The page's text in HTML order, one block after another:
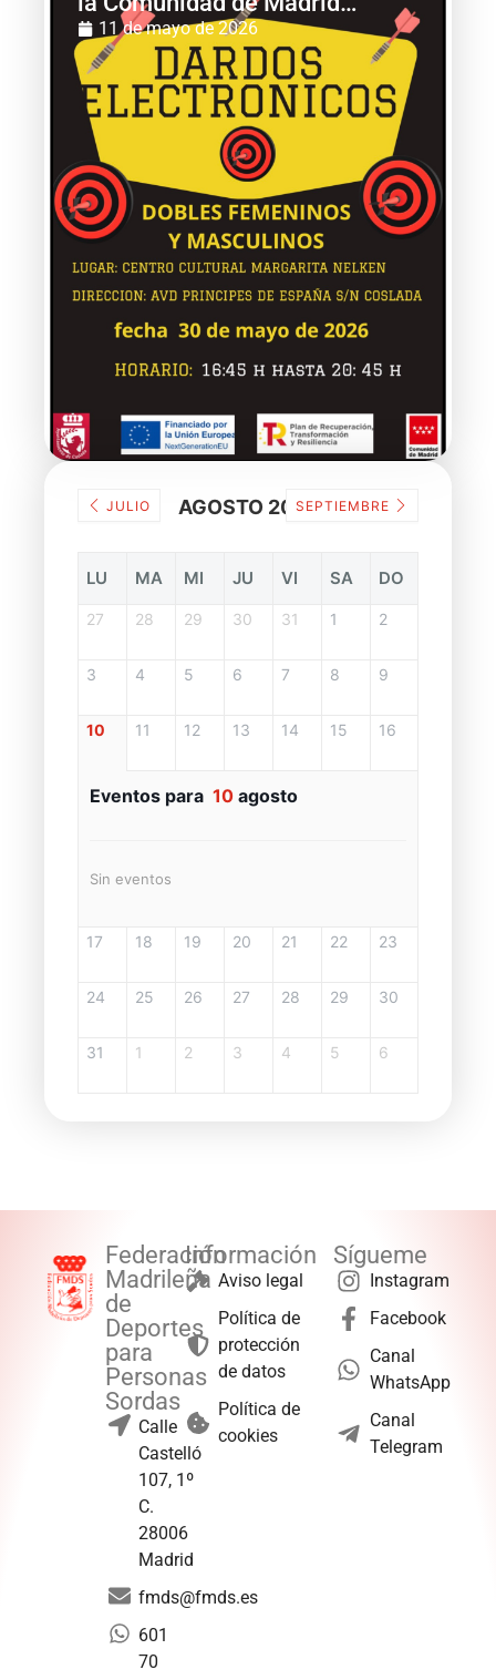
(2026)
11 de mayo de 2026
JULIO AGOSTO 2026SEPTIEMBRE
LU MA MI JU VI SA DO
27 28 29 30 31 1 2
3 4 5 6 7 8 9
10 11 12 13 14 15 16
Eventos para 10 agosto
Sin eventos
17 18 19 20 21 22 23
24 25 26 27 28 29 30
31 1 2 3 4 5 6
Federación
Madrileña
de
Deportes
para
Personas
Sordas
Calle
Castelló
107, 1º
C.
28006
Madrid
fmds@fmds.es
601
70
Información
Aviso legal
Política de
protección
de datos
Política de
cookies
Sígueme
Instagram
Facebook
Canal
WhatsApp
Canal
Telegram